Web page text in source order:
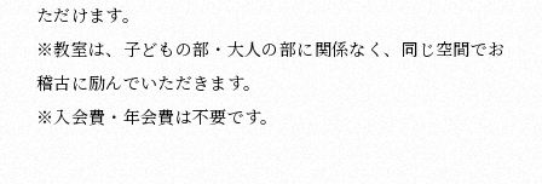
ただけます。
※教室は、子どもの部・大人の部に関係なく、同じ空間でお
稽古に励んでいただきます。
※入会費・年会費は不要です。